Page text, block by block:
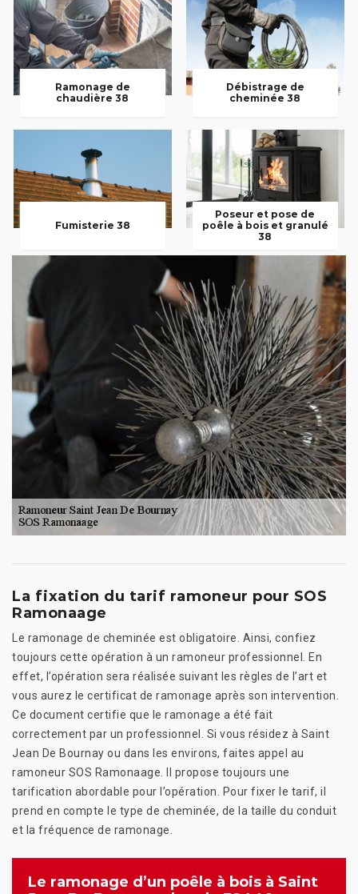
Ramonage de
chaudière 38
Débistrage de
cheminée 38
Fumisterie 38
Poseur et pose de
poêle à bois et granulé
38
La fixation du tarif ramoneur pour SOS
Ramonaage
Le ramonage de cheminée est obligatoire. Ainsi, confiez
toujours cette opération à un ramoneur professionnel. En
effet, l’opération sera réalisée suivant les règles de l’art et
vous aurez le certificat de ramonage après son intervention.
Ce document certifie que le ramonage a été fait
correctement par un professionnel. Si vous résidez à Saint
Jean De Bournay ou dans les environs, faites appel au
ramoneur SOS Ramonaage. Il propose toujours une
tarification abordable pour l’opération. Pour fixer le tarif, il
prend en compte le type de cheminée, de la taille du conduit
et la fréquence de ramonage.
Le ramonage d’un poêle à bois à Saint